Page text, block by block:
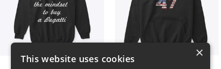
×
This website uses cookies